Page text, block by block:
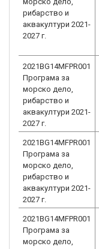
рибарство и
аквакултури 2021-
2027 г.
2021BG14MFPR001
Програма за
морско дело,
рибарство и
аквакултури 2021-
2027 г.
2021BG14MFPR001
Програма за
морско дело,
рибарство и
аквакултури 2021-
2027 г.
2021BG14MFPR001
Програма за
морско дело,